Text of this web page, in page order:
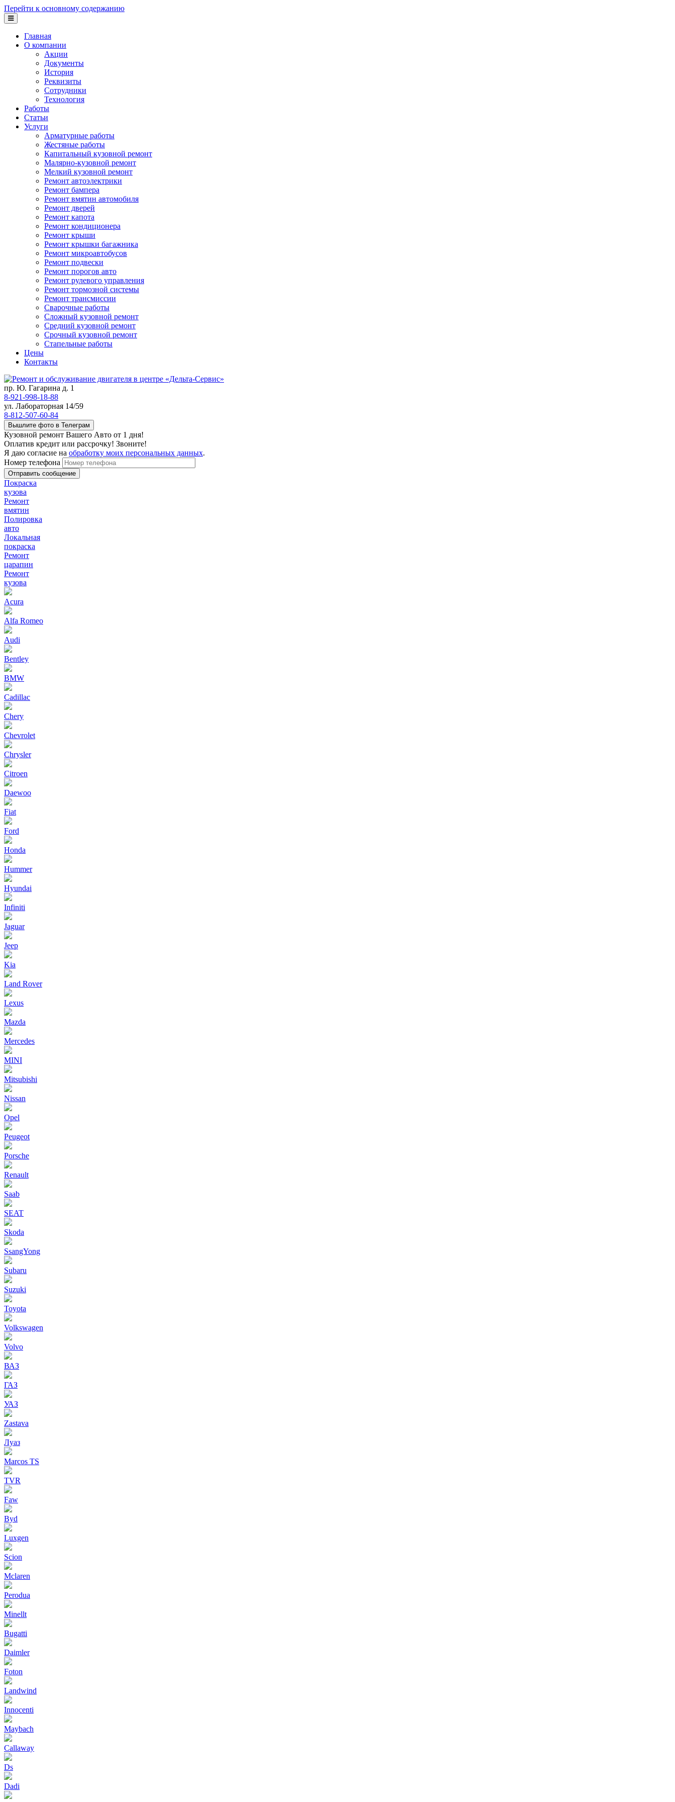
Перейти к основному содержанию
Главная
О компании
Акции
Документы
История
Реквизиты
Сотрудники
Технология
Работы
Статьи
Услуги
Арматурные работы
Жестяные работы
Капитальный кузовной ремонт
Малярно-кузовной ремонт
Мелкий кузовной ремонт
Ремонт автоэлектрики
Ремонт бампера
Ремонт вмятин автомобиля
Ремонт дверей
Ремонт капота
Ремонт кондиционера
Ремонт крыши
Ремонт крышки багажника
Ремонт микроавтобусов
Ремонт подвески
Ремонт порогов авто
Ремонт рулевого управления
Ремонт тормозной системы
Ремонт трансмиссии
Сварочные работы
Сложный кузовной ремонт
Средний кузовной ремонт
Срочный кузовной ремонт
Стапельные работы
Цены
Контакты
пр. Ю. Гагарина д. 1
8-921-998-18-88
ул. Лабораторная 14/59
8-812-507-60-84
Вышлите фото в Телеграм
Кузовной ремонт Вашего Авто от 1 дня!
Оплатив кредит или рассрочку! Звоните!
Я даю согласие на обработку моих персональных данных.
Номер телефона
Покраска
кузова
Ремонт
вмятин
Полировка
авто
Локальная
покраска
Ремонт
царапин
Ремонт
кузова
Acura
Alfa Romeo
Audi
Bentley
BMW
Cadillac
Chery
Chevrolet
Chrysler
Citroen
Daewoo
Fiat
Ford
Honda
Hummer
Hyundai
Infiniti
Jaguar
Jeep
Kia
Land Rover
Lexus
Mazda
Mercedes
MINI
Mitsubishi
Nissan
Opel
Peugeot
Porsche
Renault
Saab
SEAT
Skoda
SsangYong
Subaru
Suzuki
Toyota
Volkswagen
Volvo
ВАЗ
ГАЗ
УАЗ
Zastava
Луаз
Marcos TS
TVR
Faw
Byd
Luxgen
Scion
Mclaren
Perodua
Minellt
Bugatti
Daimler
Foton
Landwind
Innocenti
Maybach
Callaway
Ds
Dadi